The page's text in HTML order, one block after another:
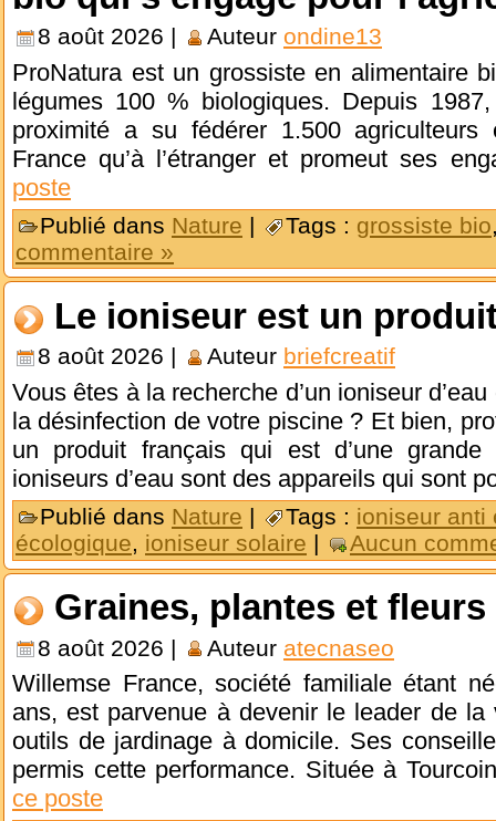
8 août 2026 | Auteur ondine13
ProNatura est un grossiste en alimentaire
légumes 100 % biologiques. Depuis
proximité a su fédérer 1.500
France qu’à l’étranger et promeut ses
poste
Publié dans Nature | Tags : grossiste bio
commentaire »
Le ioniseur est un
8 août 2026 | Auteur briefcreatif
Vous êtes à la recherche d’un ioniseur
la désinfection de votre piscine ? Et bien,
un produit français qui est d’une
ioniseurs d’eau sont des appareils qui sont
Publié dans Nature | Tags : ioniseur anti
écologique, ioniseur solaire | Aucun
Graines, plantes et
8 août 2026 | Auteur atecnaseo
Willemse France, société familiale étant
ans, est parvenue à devenir le leader de
outils de jardinage à domicile. Ses
permis cette performance. Située à
ce poste